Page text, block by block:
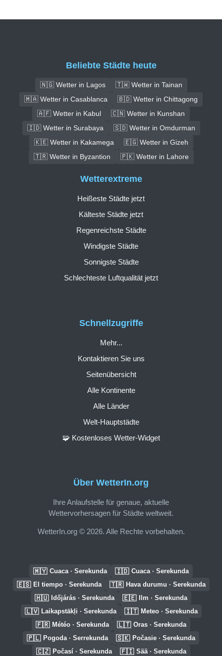
Beliebte Städte heute
🇳🇬 Wetter in Lagos
🇹🇼 Wetter in Tainan
🇲🇦 Wetter in Casablanca
🇧🇩 Wetter in Chittagong
🇦🇫 Wetter in Kabul
🇨🇳 Wetter in Kunshan
🇮🇩 Wetter in Surabaya
🇸🇩 Wetter in Omdurman
🇰🇪 Wetter in Kakamega
🇪🇬 Wetter in Gizeh
🇹🇷 Wetter in Byzantion
🇵🇰 Wetter in Lahore
Über WetterIn.org
Ihre Anlaufstelle für genaue, aktuelle
Wettervorhersagen für Städte weltweit.
WetterIn.org © 2026. Alle Rechte vorbehalten.
Schnellzugriffe
Mehr...
Kontaktieren Sie uns
Seitenübersicht
Alle Kontinente
Alle Länder
Welt-Hauptstädte
🧩 Kostenloses Wetter-Widget
Wetterextreme
Heißeste Städte jetzt
Kälteste Städte jetzt
Regenreichste Städte
Windigste Städte
Sonnigste Städte
Schlechteste Luftqualität jetzt
🇲🇾 Cuaca · Serekunda 🇮🇩 Cuaca · Serekunda
🇪🇸 El tiempo · Serekunda 🇹🇷 Hava durumu · Serekunda
🇭🇺 Időjárás · Serekunda 🇪🇪 Ilm · Serekunda
🇱🇻 Laikapstākļi · Serekunda 🇮🇹 Meteo · Serekunda
🇫🇷 Météo · Serekunda 🇱🇹 Oras · Serekunda
🇵🇱 Pogoda · Serrekunda 🇸🇰 Počasie · Serekunda
🇨🇿 Počasí · Serekunda 🇫🇮 Sää · Serekunda